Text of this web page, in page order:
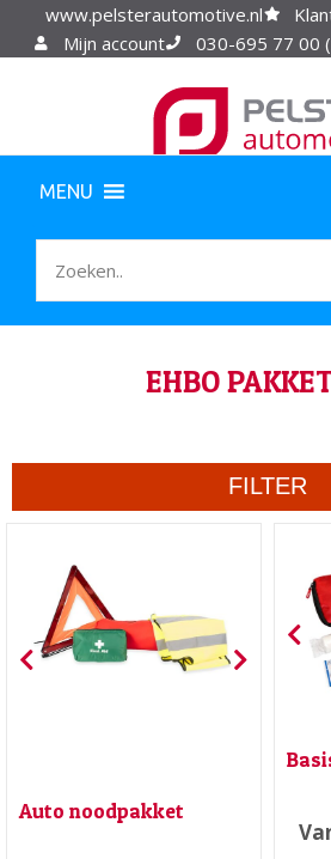
www.pelsterautomotive.nl
Mijn account
030-695 77 00
MENU
EHBO
FILTER
Auto noodpakket